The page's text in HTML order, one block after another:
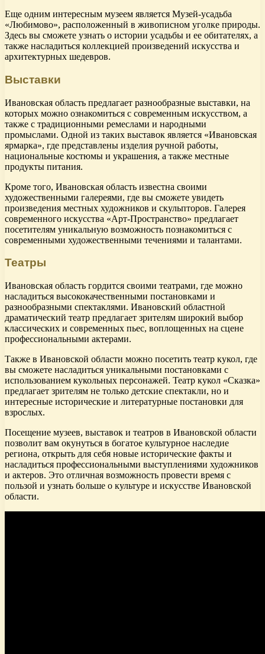
Еще одним интересным музеем является Музей-усадьба
«Любимово», расположенный в живописном уголке природы.
Здесь вы сможете узнать о истории усадьбы и ее обитателях, а
также насладиться коллекцией произведений искусства и
архитектурных шедевров.
Выставки
Ивановская область предлагает разнообразные выставки, на
которых можно ознакомиться с современным искусством, а
также с традиционными ремеслами и народными
промыслами. Одной из таких выставок является «Ивановская
ярмарка», где представлены изделия ручной работы,
национальные костюмы и украшения, а также местные
продукты питания.
Кроме того, Ивановская область известна своими
художественными галереями, где вы сможете увидеть
произведения местных художников и скульпторов. Галерея
современного искусства «Арт-Пространство» предлагает
посетителям уникальную возможность познакомиться с
современными художественными течениями и талантами.
Театры
Ивановская область гордится своими театрами, где можно
насладиться высококачественными постановками и
разнообразными спектаклями. Ивановский областной
драматический театр предлагает зрителям широкий выбор
классических и современных пьес, воплощенных на сцене
профессиональными актерами.
Также в Ивановской области можно посетить театр кукол, где
вы сможете насладиться уникальными постановками с
использованием кукольных персонажей. Театр кукол «Сказка»
предлагает зрителям не только детские спектакли, но и
интересные исторические и литературные постановки для
взрослых.
Посещение музеев, выставок и театров в Ивановской области
позволит вам окунуться в богатое культурное наследие
региона, открыть для себя новые исторические факты и
насладиться профессиональными выступлениями художников
и актеров. Это отличная возможность провести время с
пользой и узнать больше о культуре и искусстве Ивановской
области.